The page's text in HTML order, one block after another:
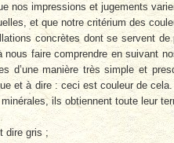
nos impressions et jugements
et que notre critérium des
concrètes dont se servent
faire comprendre en suivant
d’une manière très simple et
et à dire : ceci est couleur de
ils obtiennent toute leur
dire gris ;